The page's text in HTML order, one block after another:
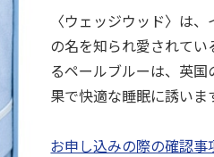
〈ウェッジウッド〉は
の名を知られ愛されて
るペールブルーは、英
果で快適な睡眠に誘いま
お申し込みの際の確認事